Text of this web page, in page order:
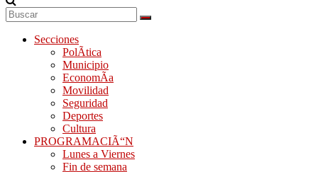
Secciones
PolÃ­tica
Municipio
EconomÃ­a
Movilidad
Seguridad
Deportes
Cultura
PROGRAMACIÃ“N
Lunes a Viernes
Fin de semana